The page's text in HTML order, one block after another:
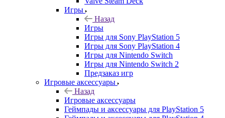
Игры
Назад
Игры
Игры для Sony PlayStation 5
Игры для Sony PlayStation 4
Игры для Nintendo Switch
Игры для Nintendo Switch 2
Предзаказ игр
Игровые аксессуары
Назад
Игровые аксессуары
Геймпады и аксессуары для PlayStation 5